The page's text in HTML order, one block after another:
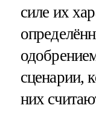
силе их
сценарии,
них